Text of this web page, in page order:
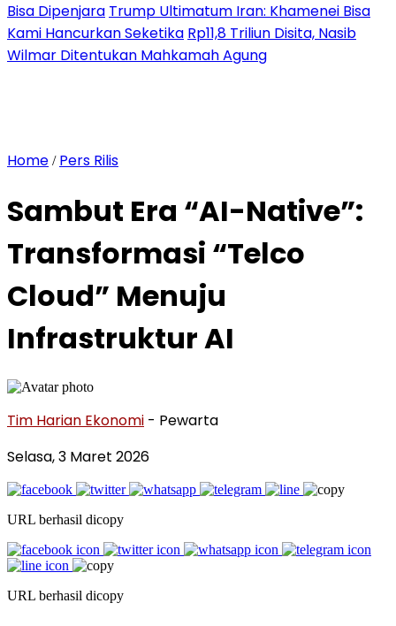
Bisa Dipenjara Trump Ultimatum Iran: Khamenei Bisa
Kami Hancurkan Seketika Rp11,8 Triliun Disita, Nasib
Wilmar Ditentukan Mahkamah Agung
Home / Pers Rilis
Sambut Era “AI-Native”:
Transformasi “Telco
Cloud” Menuju
Infrastruktur AI
Tim Harian Ekonomi - Pewarta
Selasa, 3 Maret 2026
URL berhasil dicopy
URL berhasil dicopy